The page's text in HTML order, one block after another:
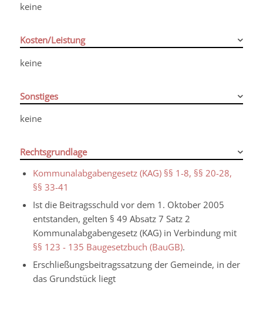
keine
Kosten/Leistung
keine
Sonstiges
keine
Rechtsgrundlage
Kommunalabgabengesetz (KAG) §§ 1-8, §§ 20-28,
§§ 33-41
Ist die Beitragsschuld vor dem 1. Oktober 2005
entstanden, gelten § 49 Absatz 7 Satz 2
Kommunalabgabengesetz (KAG) in Verbindung mit
§§ 123 - 135 Baugesetzbuch (BauGB).
Erschließungsbeitragssatzung der Gemeinde, in der
das Grundstück liegt